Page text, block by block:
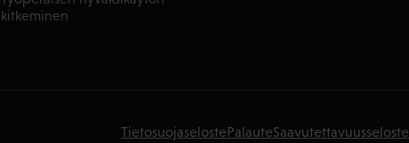
kitkeminen
TietosuojaselostePalauteSaavutettavuusseloste